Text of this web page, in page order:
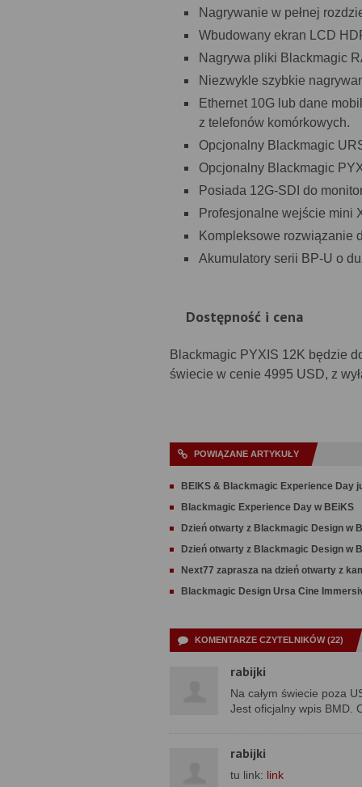
Nagrywanie w pełnej
Wbudowany ekran LCD
Nagrywa pliki Blackmagic
Niezwykle szybkie
Ethernet 10G lub dane
z telefonów komórkowych.
Opcjonalny Blackmagic
Opcjonalny Blackmagic
Posiada 12G-SDI do
Profesjonalne wejście mini
Kompleksowe rozwiązanie
Akumulatory serii BP-U o
Dostępność i cena
Blackmagic PYXIS 12K będzie
świecie w cenie 4995 USD, z
POWIĄZANE ARTYKUŁY
BEIKS & Blackmagic Experience Day
Blackmagic Experience Day w BEiKS
Dzień otwarty z Blackmagic Design w
Dzień otwarty z Blackmagic Design w
Next77 zaprasza na dzień otwarty z
Blackmagic Design Ursa Cine
KOMENTARZE CZYTELNIKÓW (22)
rabijki
Na całym świecie poza
Jest oficjalny wpis BMD.
rabijki
tu link: link